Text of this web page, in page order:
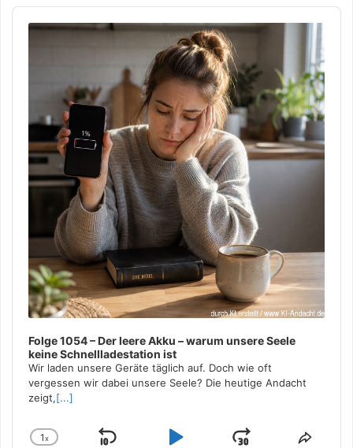
Audio
Player
Folge 1054 – Der leere Akku – warum unsere Seele
keine Schnellladestation ist
Wir laden unsere Geräte täglich auf. Doch wie oft
vergessen wir dabei unsere Seele? Die heutige Andacht
zeigt,[...]
Change
1x Share